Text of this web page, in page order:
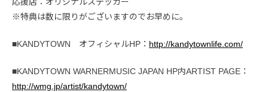
応援店：オリジナルステッカー
※特典は数に限りがございますのでお早めに。
■KANDYTOWN オフィシャルHP： http://kandytownlife.com/
■KANDYTOWN WARNERMUSIC JAPAN HP内ARTIST PAGE：
http://wmg.jp/artist/kandytown/